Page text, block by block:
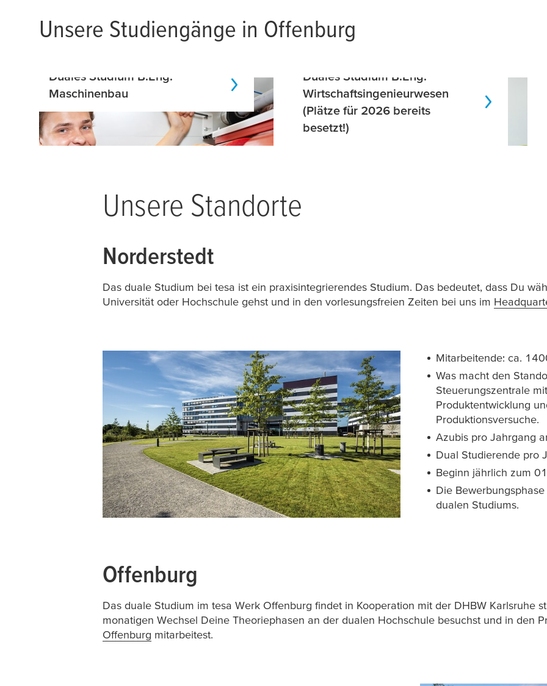
Unsere Studiengänge in Offenburg
Duales Studium B.Eng.
Maschinenbau
Duales Studium B.Eng.
Wirtschaftsingenieurwesen
(Plätze für 2026 bereits
besetzt!)
Unsere Standorte
Norderstedt
Das duale Studium bei tesa ist ein praxisintegrierendes Studium. Das bedeutet, dass Du
Universität oder Hochschule gehst und in den vorlesungsfreien Zeiten bei uns im
Mitarbeitende: ca.
Was macht den
Steuerungszentrale
Produktentwicklung
Produktionsversuche.
Azubis pro Jahrgang
Dual Studierende pro
Beginn jährlich zum
Die
dualen Studiums.
Offenburg
Das duale Studium im tesa Werk Offenburg findet in Kooperation mit der DHBW Karlsruhe
monatigen Wechsel Deine Theoriephasen an der dualen Hochschule besuchst und in den
Offenburg mitarbeitest.